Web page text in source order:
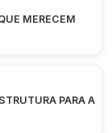
MERECEM
PARA A